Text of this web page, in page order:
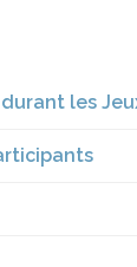
durant les